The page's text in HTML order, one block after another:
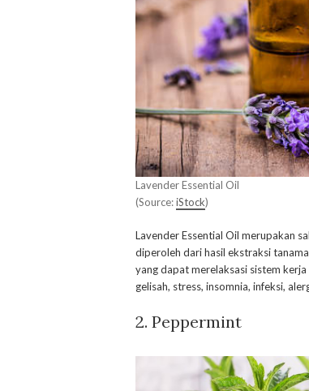
Lavender Essential Oil
(Source:iStock)
Lavender Essential Oil merupakan
diperoleh dari hasil ekstraksi
yang dapat merelaksasi sistem
gelisah, stress, insomnia, infeksi,
2. Peppermint